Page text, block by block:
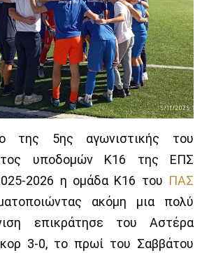
της 5ης αγωνιστικής του
υποδομών Κ16 της ΕΠΣ
2026 η ομάδα Κ16 του ΠΑΣ
ακόμη μια πολύ
επικράτησε του Αστέρα
3-0, το πρωί του Σαββάτου